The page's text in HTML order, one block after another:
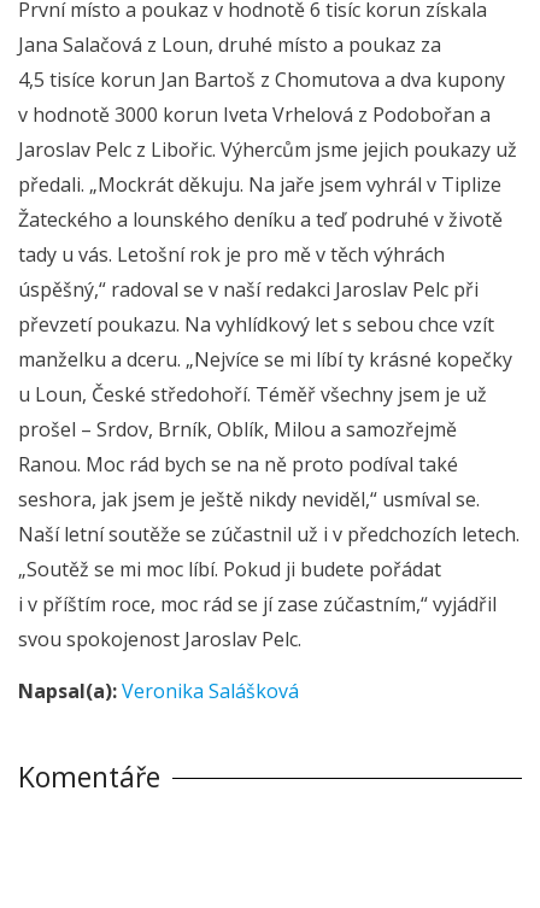
První místo a poukaz v hodnotě 6 tisíc korun získala
Jana Salačová z Loun, druhé místo a poukaz za
4,5 tisíce korun Jan Bartoš z Chomutova a dva kupony
v hodnotě 3000 korun Iveta Vrhelová z Podobořan a
Jaroslav Pelc z Libořic. Výhercům jsme jejich poukazy už
předali. „Mockrát děkuju. Na jaře jsem vyhrál v Tiplize
Žateckého a lounského deníku a teď podruhé v životě
tady u vás. Letošní rok je pro mě v těch výhrách
úspěšný,“ radoval se v naší redakci Jaroslav Pelc při
převzetí poukazu. Na vyhlídkový let s sebou chce vzít
manželku a dceru. „Nejvíce se mi líbí ty krásné kopečky
u Loun, České středohoří. Téměř všechny jsem je už
prošel – Srdov, Brník, Oblík, Milou a samozřejmě
Ranou. Moc rád bych se na ně proto podíval také
seshora, jak jsem je ještě nikdy neviděl,“ usmíval se.
Naší letní soutěže se zúčastnil už i v předchozích letech.
„Soutěž se mi moc líbí. Pokud ji budete pořádat
i v příštím roce, moc rád se jí zase zúčastním,“ vyjádřil
svou spokojenost Jaroslav Pelc.
Napsal(a):Veronika Salášková
Komentáře